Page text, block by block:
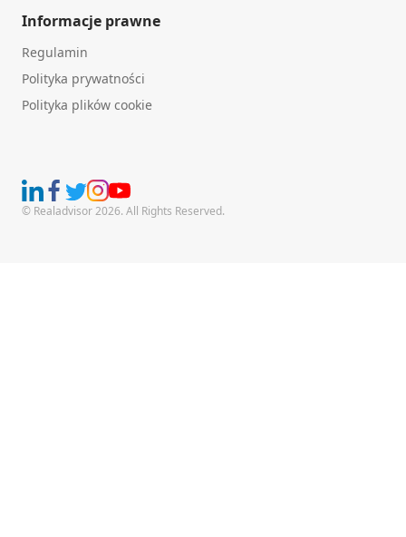
Informacje prawne
Regulamin
Polityka prywatności
Polityka plików cookie
© Realadvisor 2026. All Rights Reserved.